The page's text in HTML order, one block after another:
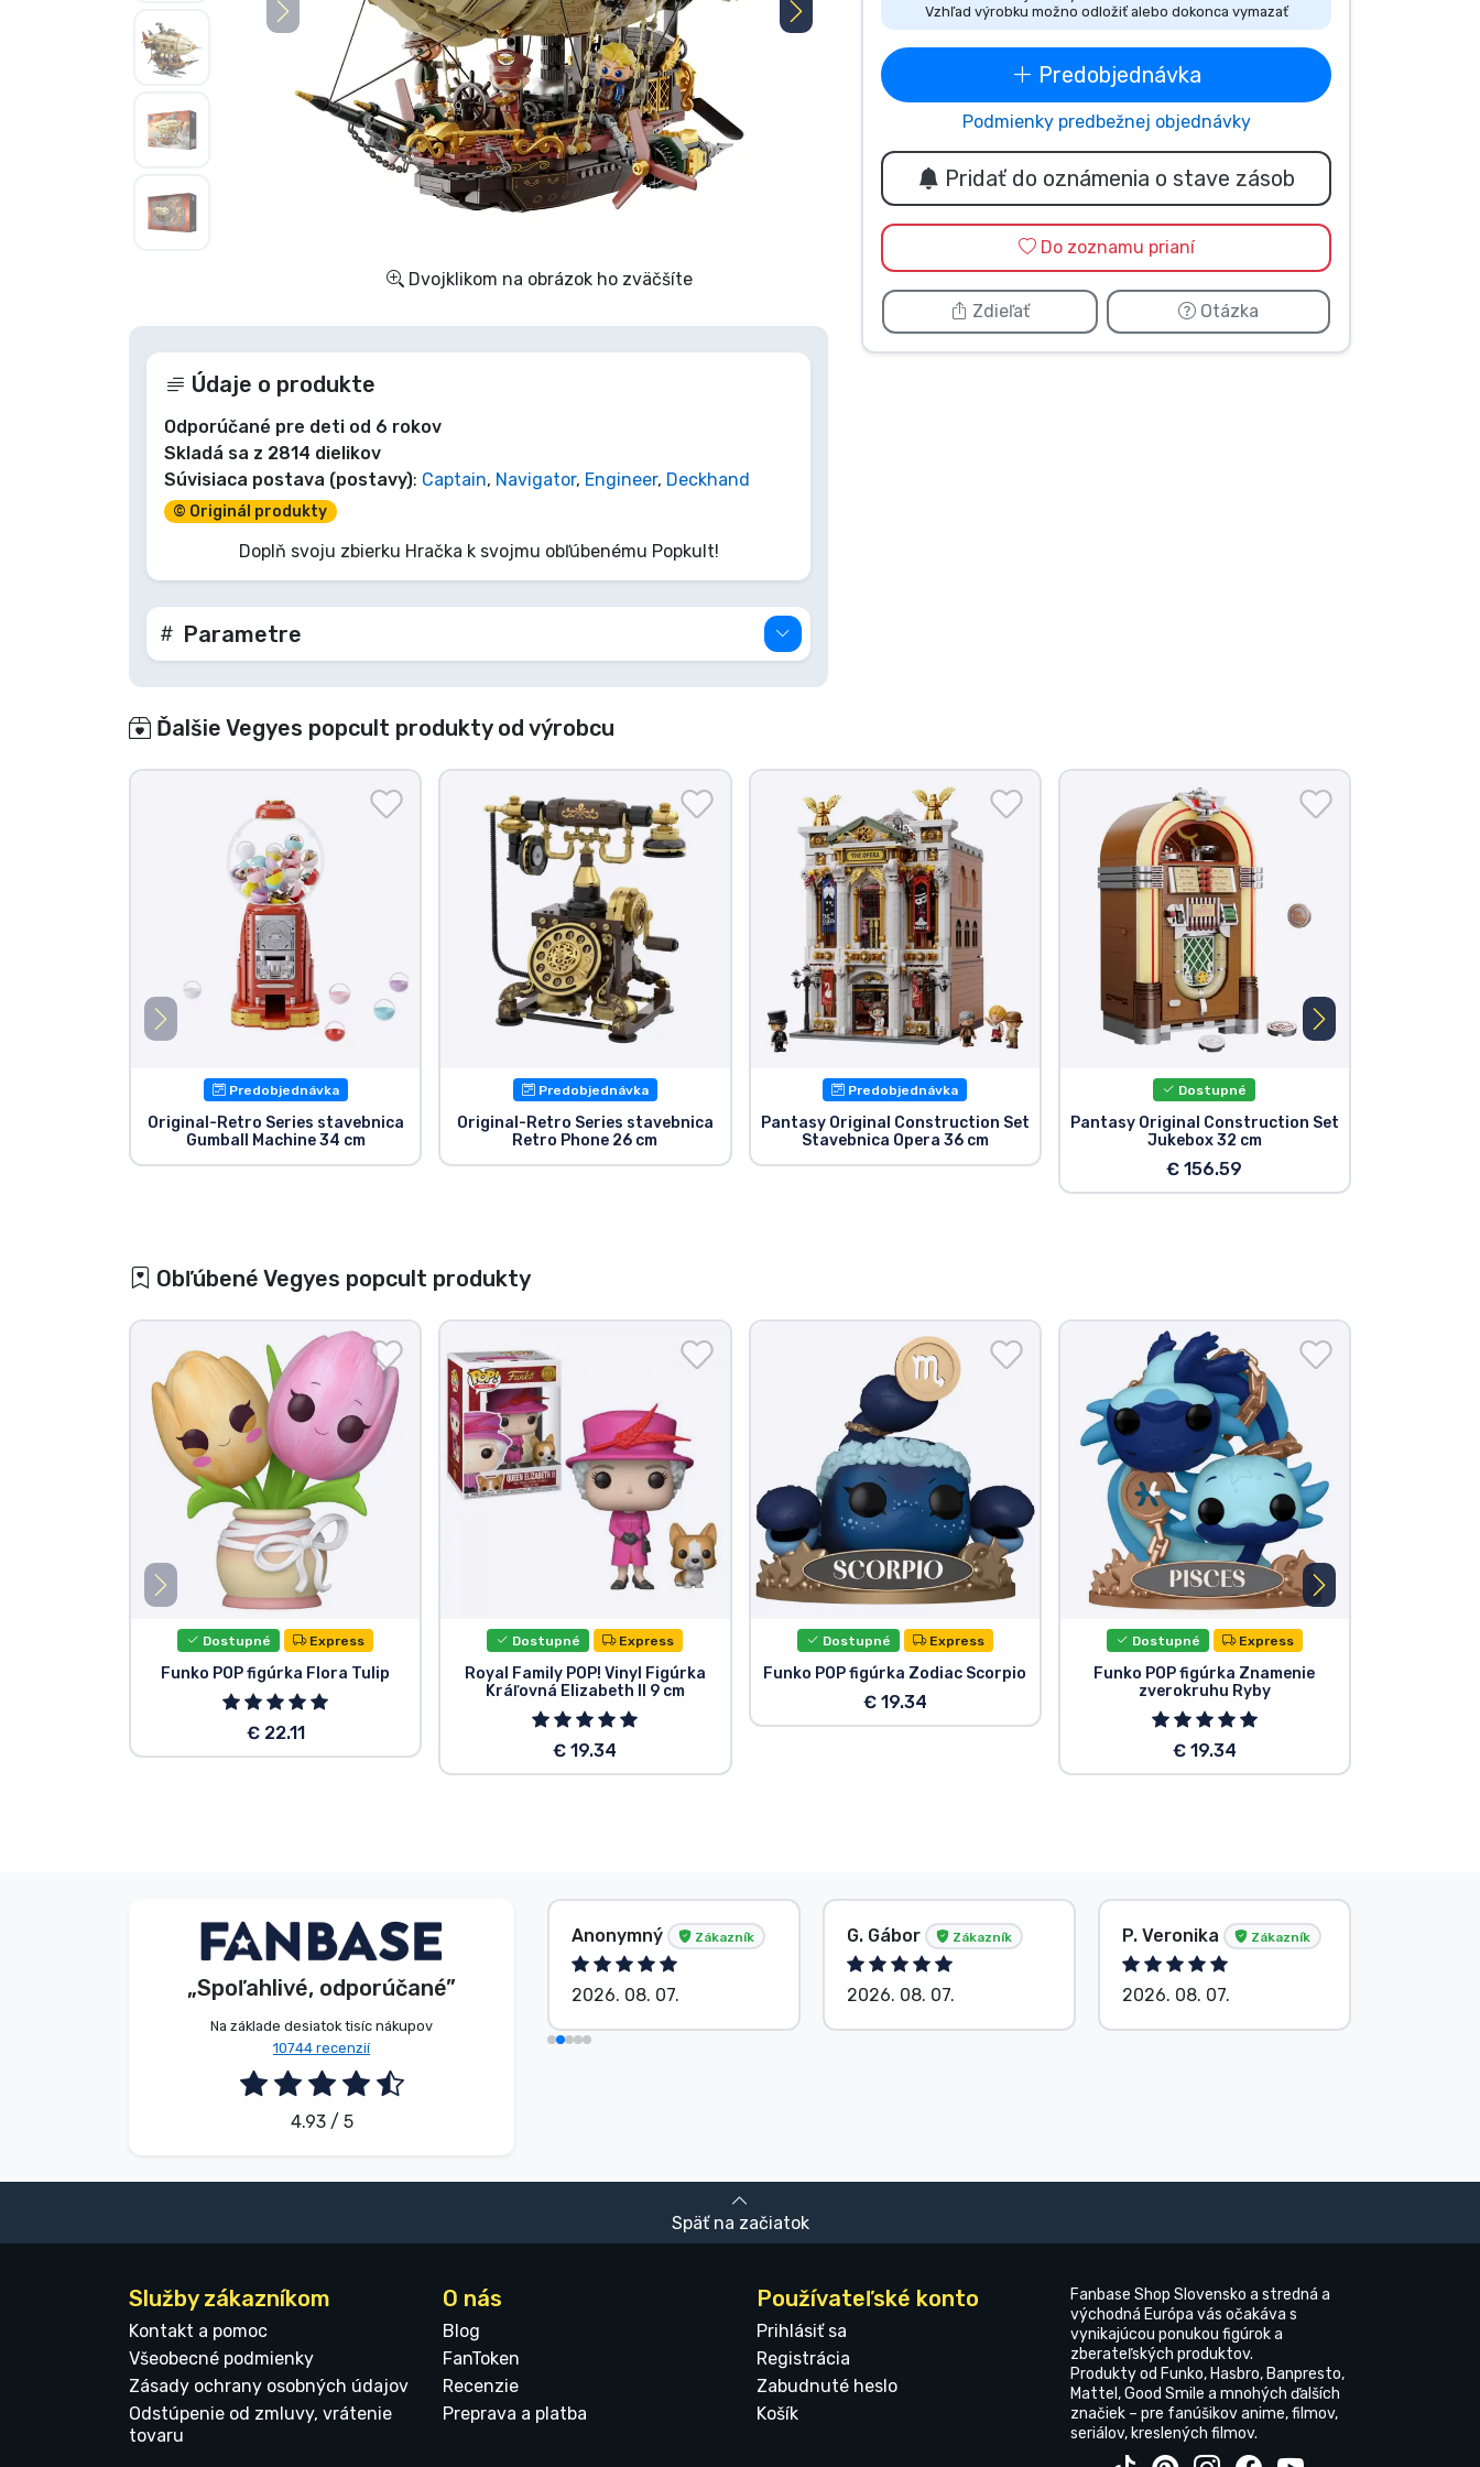
Dvojklikom na obrázok ho zväčšíte
Vzhľad výrobku možno odložiť alebo dokonca vymazať
Predobjednávka
Podmienky predbežnej objednávky
Pridať do oznámenia o stave zásob
Do zoznamu prianí
Zdieľať Otázka
Údaje o produkte
Odporúčané pre deti od 6 rokov
Skladá sa z 2814 dielikov
Súvisiaca postava (postavy): Captain, Navigator, Engineer, Deckhand
© Originál produkty
Doplň svoju zbierku Hračka k svojmu obľúbenému Popkult!
Parametre
Ďalšie Vegyes popcult produkty od výrobcu
Predobjednávka
Original-Retro Series stavebnica
Gumball Machine 34 cm
Predobjednávka
Original-Retro Series stavebnica
Retro Phone 26 cm
Predobjednávka
Pantasy Original Construction Set
Stavebnica Opera 36 cm
Dostupné
Pantasy Original Construction Set
Jukebox 32 cm
€ 156.59
Obľúbené Vegyes popcult produkty
Dostupné Express
Funko POP figúrka Flora Tulip
€ 22.11
Dostupné Express
Royal Family POP! Vinyl Figúrka
Kráľovná Elizabeth II 9 cm
€ 19.34
Dostupné Express
Funko POP figúrka Zodiac Scorpio
€ 19.34
Dostupné Express
Funko POP figúrka Znamenie
zverokruhu Ryby
€ 19.34
„Spoľahlivé, odporúčané”
Na základe desiatok tisíc nákupov
10744 recenzií
4.93 / 5
Anonymný Zákazník
2026. 08. 07.
Anonymný Zákazník
2026. 08. 07.
G. Gábor Zákazník
2026. 08. 07.
P. Veronika Zákazník
2026. 08. 07.
Späť na začiatok
Služby zákazníkom
Kontakt a pomoc
Všeobecné podmienky
Zásady ochrany osobných údajov
Odstúpenie od zmluvy, vrátenie
tovaru
O nás
Blog
FanToken
Recenzie
Preprava a platba
Používateľské konto
Prihlásiť sa
Registrácia
Zabudnuté heslo
Košík
Fanbase Shop Slovensko a stredná a
východná Európa vás očakáva s
vynikajúcou ponukou figúrok a
zberateľských produktov.
Produkty od Funko, Hasbro, Banpresto,
Mattel, Good Smile a mnohých ďalších
značiek – pre fanúšikov anime, filmov,
seriálov, kreslených filmov.
Zoradiť podľa série
Zoradiť podľa Anime
Zoradiť podľa športu
Typy výrobkov